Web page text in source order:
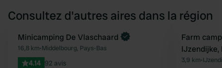
Consultez d'autres aires dans la région
Préféré
Minicamping De Vlaschaard
16,8 km•Middelbourg, Pays-Bas
4.14 92 avis
Farm
3,9 km•